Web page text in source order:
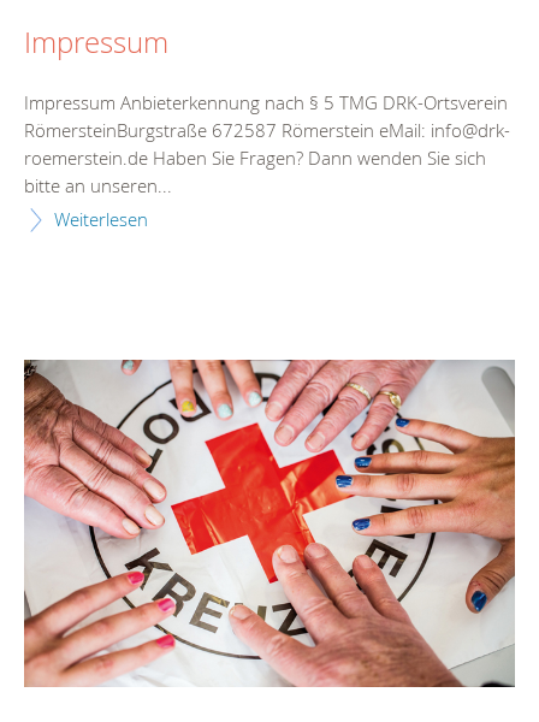
Impressum
Impressum Anbieterkennung nach § 5 TMG DRK-Ortsverein
RömersteinBurgstraße 672587 Römerstein eMail: info@drk-
roemerstein.de Haben Sie Fragen? Dann wenden Sie sich
bitte an unseren...
Weiterlesen